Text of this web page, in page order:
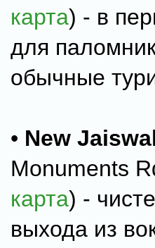
карта) - в
для
обычные
• New
Monuments
карта) -
выхода из